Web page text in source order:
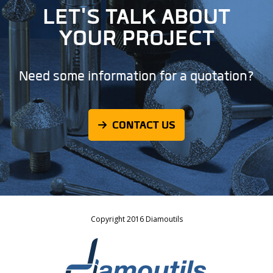
LET'S TALK ABOUT
YOUR PROJECT
Need some information for a quotation?
CONTACT US
Copyright 2016 Diamoutils